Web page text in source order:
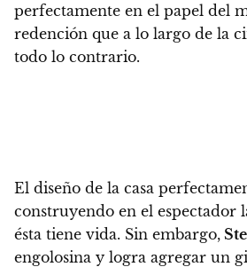
perfectamente en el papel del
redención que a lo largo de la
todo lo contrario.
El diseño de la casa
construyendo en el espectador
ésta tiene vida. Sin embargo,
engolosina y logra agregar un